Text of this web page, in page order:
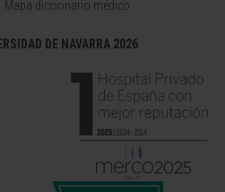
Mapa diccionario médico
DE NAVARRA 2026